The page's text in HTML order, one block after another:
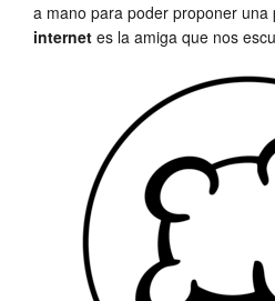
a mano para poder proponer una
internet es la amiga que nos